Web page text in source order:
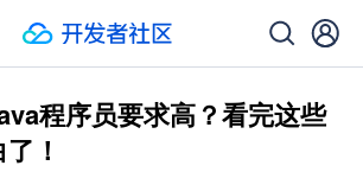
程序员要求高？看完这些
！